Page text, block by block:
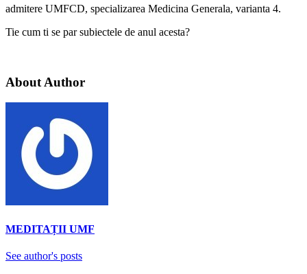
admitere UMFCD, specializarea Medicina Generala, varianta 4.
Tie cum ti se par subiectele de anul acesta?
About Author
MEDITAȚII UMF
See author's posts